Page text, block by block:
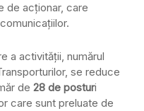
de acţionar, care
a activității, numărul
se reduce
de 28 de posturi
care sunt preluate de